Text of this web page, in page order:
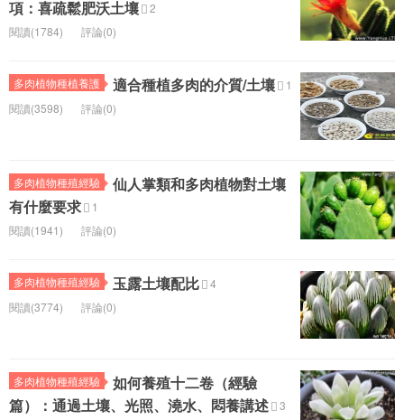
項：喜疏鬆肥沃土壤
2
閱讀(1784)
評論(0)
多肉植物種植養護 適合種植多肉的介質/土壤
1
閱讀(3598)
評論(0)
多肉植物種殖經驗
仙人掌類和多肉植物對土壤
有什麼要求
1
閱讀(1941)
評論(0)
多肉植物種殖經驗 玉露土壤配比
4
閱讀(3774)
評論(0)
多肉植物種殖經驗
如何養殖十二卷（經驗
篇）：通過土壤、光照、澆水、悶養講述
3